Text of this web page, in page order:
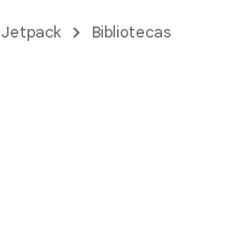
Jetpack Bibliotecas